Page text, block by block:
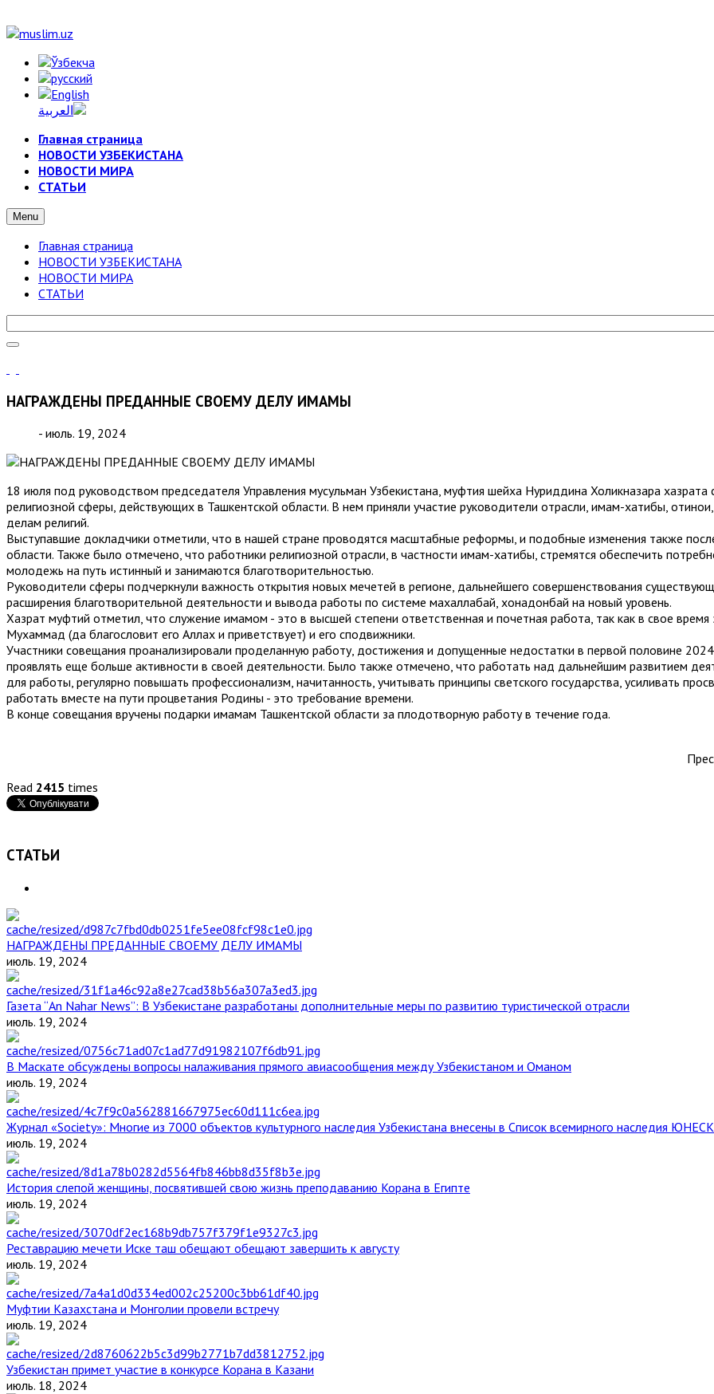
Главная страница
НОВОСТИ УЗБЕКИСТАНА
НОВОСТИ МИРА
СТАТЬИ
Menu
Главная страница
НОВОСТИ УЗБЕКИСТАНА
НОВОСТИ МИРА
СТАТЬИ
НАГРАЖДЕНЫ ПРЕДАННЫЕ СВОЕМУ ДЕЛУ ИМАМЫ
- июль. 19, 2024
18 июля под руководством председателя Управления мусульман Узбекистана, муфтия шейха Нуриддина Холикназара
религиозной сферы, действующих в Ташкентской области. В нем приняли участие руководители отрасли, имам-хатибы,
делам религий.
Выступавшие докладчики отметили, что в нашей стране проводятся масштабные реформы, и подобные изменения также
области. Также было отмечено, что работники религиозной отрасли, в частности имам-хатибы, стремятся обеспечить
молодежь на путь истинный и занимаются благотворительностью.
Руководители сферы подчеркнули важность открытия новых мечетей в регионе, дальнейшего совершенствования
расширения благотворительной деятельности и вывода работы по системе махаллабай, хонадонбай на новый уровень.
Хазрат муфтий отметил, что служение имамом - это в высшей степени ответственная и почетная работа, так как в свое
Мухаммад (да благословит его Аллах и приветствует) и его сподвижники.
Участники совещания проанализировали проделанную работу, достижения и допущенные недостатки в первой половине
проявлять еще больше активности в своей деятельности. Было также отмечено, что работать над дальнейшим развитием
для работы, регулярно повышать профессионализм, начитанность, учитывать принципы светского государства, усиливать
работать вместе на пути процветания Родины - это требование времени.
В конце совещания вручены подарки имамам Ташкентской области за плодотворную работу в течение года.
Read 2415 times
СТАТЬИ
НАГРАЖДЕНЫ ПРЕДАННЫЕ СВОЕМУ ДЕЛУ ИМАМЫ
июль. 19, 2024
Газета “An Nahar News”: В Узбекистане разработаны дополнительные меры по развитию туристической отрасли
июль. 19, 2024
В Маскате обсуждены вопросы налаживания прямого авиасообщения между Узбекистаном и Оманом
июль. 19, 2024
Журнал «Society»: Многие из 7000 объектов культурного наследия Узбекистана внесены в Список всемирного наследия
июль. 19, 2024
История слепой женщины, посвятившей свою жизнь преподаванию Корана в Египте
июль. 19, 2024
Реставрацию мечети Иске таш обещают обещают завершить к августу
июль. 19, 2024
Муфтии Казахстана и Монголии провели встречу
июль. 19, 2024
Узбекистан примет участие в конкурсе Корана в Казани
июль. 18, 2024